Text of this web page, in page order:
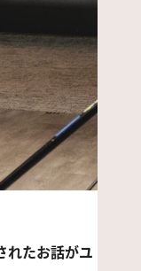
れたお話がユ